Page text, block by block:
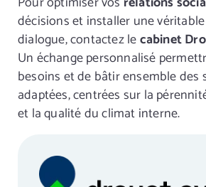
décisions et installer une
dialogue, contactez lecabinet
Un échange personnalisé
besoins et de bâtir ensemble des
adaptées, centrées sur la
et la qualité du climat interne.